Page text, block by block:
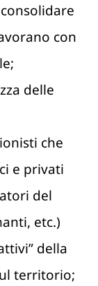
con
delle
che
e privati
del
etc.)
della
territorio;